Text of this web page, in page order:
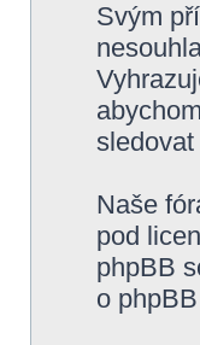
Svým
Naše
pod
phpBB
o